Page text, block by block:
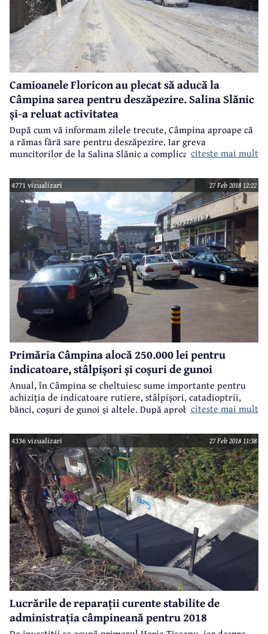
Camioanele Floricon au plecat să aducă la
Câmpina sarea pentru deszăpezire. Salina Slănic
și-a reluat activitatea
După cum vă informam zilele trecute, Câmpina aproape că
a rămas fără sare pentru deszăpezire. Iar greva
muncitorilor de la Salina Slănic a complicat situația. Din
ajuns la vreo înțelegere cu patronatul în privința salariilor
mici și a condițiilor grele în care lucrează, ci pentru
că vremea s-a înrăutățit și multe localități au nevoie de
sare. Prin urmare, a început încărcarea cu sare a
camioanelor de la poarta salinei.
citeste mai mult
4771 vizualizari 27 Feb 2018 12:22
Primăria Câmpina alocă 250.000 lei pentru
indicatoare, stâlpișori și coșuri de gunoi
Anual, în Câmpina se cheltuiesc sume importante pentru
achiziția de indicatoare rutiere, stâlpișori, catadioptrii,
bănci, coșuri de gunoi și altele. După aprobarea bugetului
stabilită anul acesta pentru astfel de achiziții. Răspuns -
250.000 lei.
citeste mai mult
4336 vizualizari 27 Feb 2018 11:38
Lucrările de reparații curente stabilite de
administrația câmpineană pentru 2018